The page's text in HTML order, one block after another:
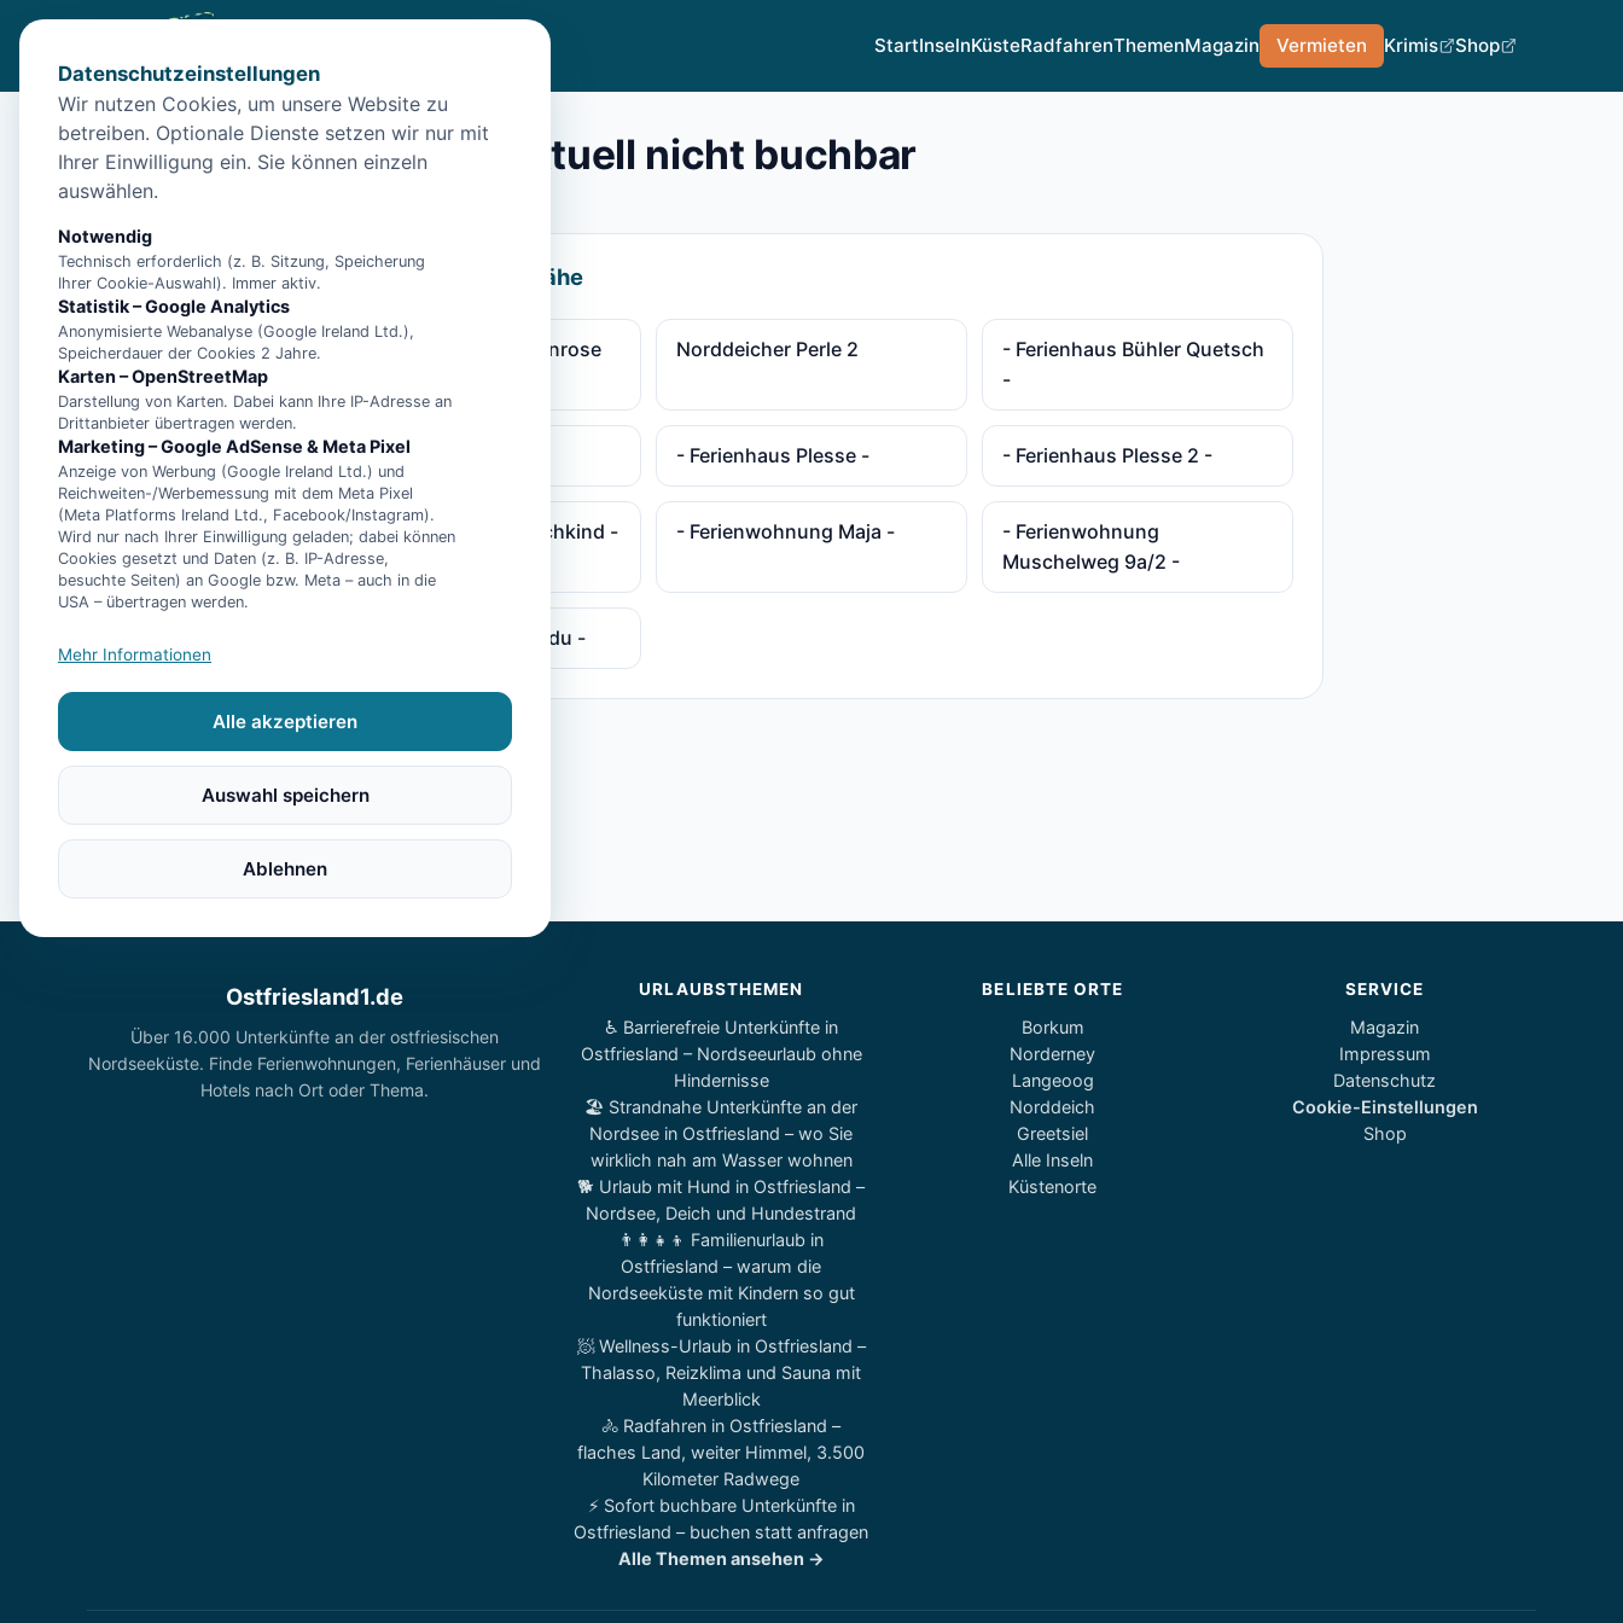
StartInselnKüsteRadfahrenThemenMagazin Vermieten Krimis Shop
Diese Unterkunft ist aktuell nicht buchbar
Wir haben Alternativen in
Unterkünfte in der Nähe
Ferienwohnung Dünenrose Norddeicher Perle 2
- Ferienhaus Bühler Quetsch
-
- Ferienhaus Pelikan - - Ferienhaus Plesse - - Ferienhaus Plesse 2 -
- Ferienwohnung Deichkind - - Ferienwohnung Maja -
- Ferienwohnung
Muschelweg 9a/2 -
- Ferienwohnung Puddu -
Ostfriesland1.de
Über 16.000 Unterkünfte an der ostfriesischen
Nordseeküste. Finde Ferienwohnungen, Ferienhäuser und
Hotels nach Ort oder Thema.
URLAUBSTHEMEN
♿ Barrierefreie Unterkünfte in
Ostfriesland – Nordseeurlaub ohne
Hindernisse
🏖️ Strandnahe Unterkünfte an der
Nordsee in Ostfriesland – wo Sie
wirklich nah am Wasser wohnen
🐕 Urlaub mit Hund in Ostfriesland –
Nordsee, Deich und Hundestrand
👨‍👩‍👧‍👦 Familienurlaub in
Ostfriesland – warum die
Nordseeküste mit Kindern so gut
funktioniert
🧖 Wellness-Urlaub in Ostfriesland –
Thalasso, Reizklima und Sauna mit
Meerblick
🚴 Radfahren in Ostfriesland –
flaches Land, weiter Himmel, 3.500
Kilometer Radwege
⚡ Sofort buchbare Unterkünfte in
Ostfriesland – buchen statt anfragen
Alle Themen ansehen →
BELIEBTE ORTE
Borkum
Norderney
Langeoog
Norddeich
Greetsiel
Alle Inseln
Küstenorte
SERVICE
Magazin
Impressum
Datenschutz
Cookie-Einstellungen
Shop
Datenschutzeinstellungen
Wir nutzen Cookies, um unsere Website zu
betreiben. Optionale Dienste setzen wir nur mit
Ihrer Einwilligung ein. Sie können einzeln
auswählen.
Notwendig
Technisch erforderlich (z. B. Sitzung, Speicherung
Ihrer Cookie-Auswahl). Immer aktiv.
Statistik – Google Analytics
Anonymisierte Webanalyse (Google Ireland Ltd.),
Speicherdauer der Cookies 2 Jahre.
Karten – OpenStreetMap
Darstellung von Karten. Dabei kann Ihre IP-Adresse an
Drittanbieter übertragen werden.
Marketing – Google AdSense & Meta Pixel
Anzeige von Werbung (Google Ireland Ltd.) und
Reichweiten-/Werbemessung mit dem Meta Pixel
(Meta Platforms Ireland Ltd., Facebook/Instagram).
Wird nur nach Ihrer Einwilligung geladen; dabei können
Cookies gesetzt und Daten (z. B. IP-Adresse,
besuchte Seiten) an Google bzw. Meta – auch in die
USA – übertragen werden.
Mehr Informationen
Alle akzeptieren
Auswahl speichern
Ablehnen